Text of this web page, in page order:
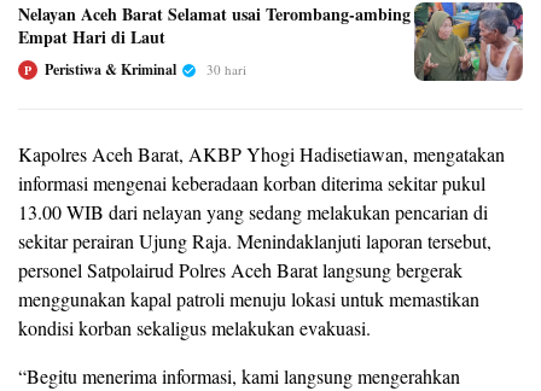
Nelayan Aceh Barat Selamat usai Terombang-ambing
Empat Hari di Laut
P Peristiwa & Kriminal 30 hari
Kapolres Aceh Barat, AKBP Yhogi Hadisetiawan, mengatakan
informasi mengenai keberadaan korban diterima sekitar pukul
13.00 WIB dari nelayan yang sedang melakukan pencarian di
sekitar perairan Ujung Raja. Menindaklanjuti laporan tersebut,
personel Satpolairud Polres Aceh Barat langsung bergerak
menggunakan kapal patroli menuju lokasi untuk memastikan
kondisi korban sekaligus melakukan evakuasi.
“Begitu menerima informasi, kami langsung mengerahkan